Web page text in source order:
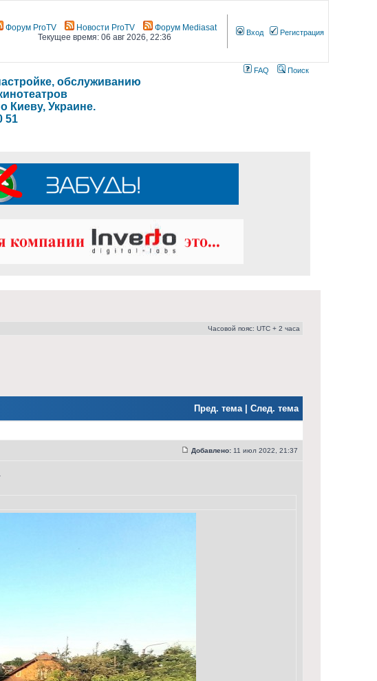
Форум ProTV Новости ProTV
Форум Mediasat
Текущее время: 06 авг 2026, 22:36
Вход Регистрация
FAQ Поиск
обслуживанию
Киеву, Украине.
51
Часовой пояс: UTC + 2 часа
Пред. тема| След. тема
Добавлено: 11 июл 2022, 21:37